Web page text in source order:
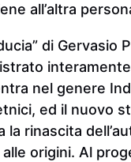
all’altra
di Gervasio
nel genere
ed il nuovo
la rinascita
origini. Al